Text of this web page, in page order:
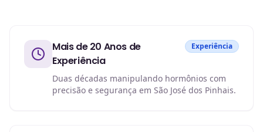
Mais de 20 Anos de
Experiência
Experiência
Duas décadas manipulando hormônios com
precisão e segurança em São José dos Pinhais.